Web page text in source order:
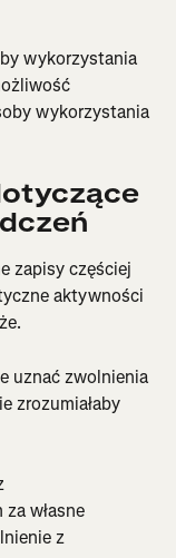
wykorzystania
wykorzystania
zapisy częściej
aktywności
uznać zwolnienia
zrozumiałaby
własne
z